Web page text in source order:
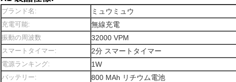
ブランド名: ミュウミュウ
充電可能: 無線充電
振動の周波数 32000 VPM
スマートタイマー: 2分 スマートタイマー
電源ランキング: 1W
バッテリー: 800 MAh リチウム電池